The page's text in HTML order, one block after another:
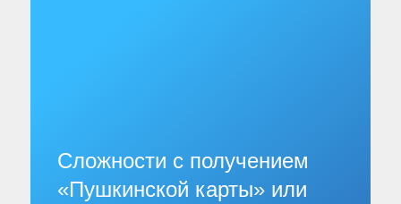
Сложности с получением
«Пушкинской карты» или